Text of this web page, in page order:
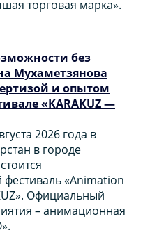
торговая марка».
без
Мухаметзянова
и опытом
«KARAKUZ —
2026 года в
в городе
«Animation
Официальный
– анимационная